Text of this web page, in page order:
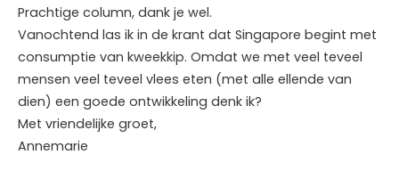
Prachtige column, dank je wel.
Vanochtend las ik in de krant dat Singapore begint met
consumptie van kweekkip. Omdat we met veel teveel
mensen veel teveel vlees eten (met alle ellende van
dien) een goede ontwikkeling denk ik?
Met vriendelijke groet,
Annemarie